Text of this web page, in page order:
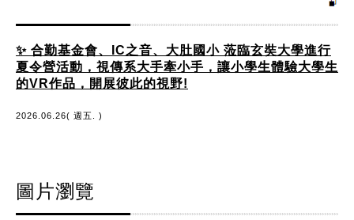
✨ 合勤基金會、IC之音、大肚國小 蒞臨玄奘大學進行
夏令營活動，視傳系大手牽小手，讓小學生體驗大學生
的VR作品，開展彼此的視野!
2026.06.26( 週五. )
圖片瀏覽